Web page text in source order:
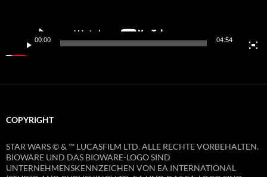
00:00 04:54
COPYRIGHT
STAR WARS © & ™ LUCASFILM LTD. ALLE RECHTE VORBEHALTEN.
BIOWARE UND DAS BIOWARE-LOGO SIND
UNTERNEHMENSKENNZEICHEN VON EA INTERNATIONAL